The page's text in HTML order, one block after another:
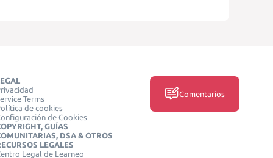
Terms
de cookies
de Cookies
GUÍAS
DSA & OTROS
LEGALES
Legal de Learneo
Comentarios